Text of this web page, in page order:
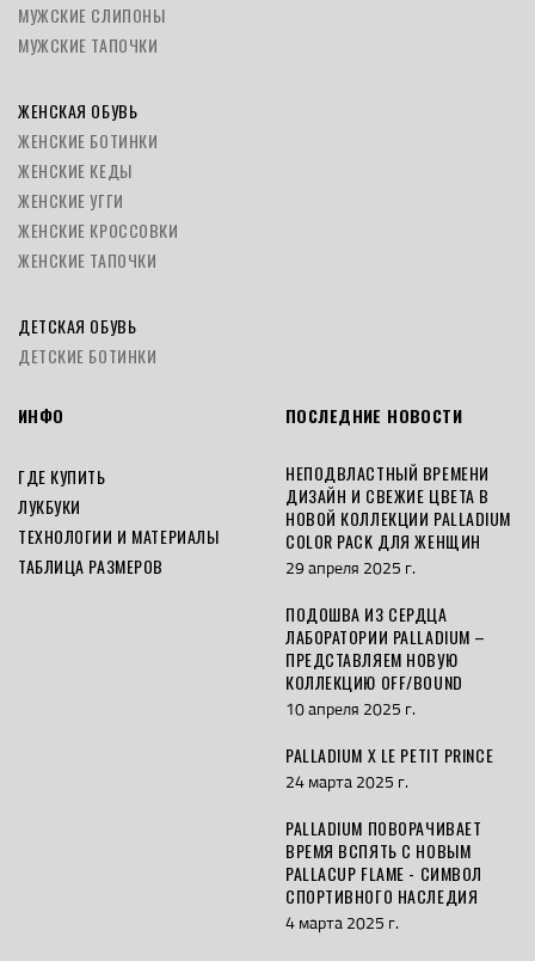
МУЖСКИЕ СЛИПОНЫ
МУЖСКИЕ ТАПОЧКИ
ЖЕНСКАЯ ОБУВЬ
ЖЕНСКИЕ БОТИНКИ
ЖЕНСКИЕ КЕДЫ
ЖЕНСКИЕ УГГИ
ЖЕНСКИЕ КРОССОВКИ
ЖЕНСКИЕ ТАПОЧКИ
ДЕТСКАЯ ОБУВЬ
ДЕТСКИЕ БОТИНКИ
ИНФО
ГДЕ КУПИТЬ
ЛУКБУКИ
ТЕХНОЛОГИИ И МАТЕРИАЛЫ
ТАБЛИЦА РАЗМЕРОВ
ПОСЛЕДНИЕ НОВОСТИ
НЕПОДВЛАСТНЫЙ ВРЕМЕНИ
ДИЗАЙН И СВЕЖИЕ ЦВЕТА В
НОВОЙ КОЛЛЕКЦИИ PALLADIUM
COLOR PACK ДЛЯ ЖЕНЩИН
29 апреля 2025 г.
ПОДОШВА ИЗ СЕРДЦА
ЛАБОРАТОРИИ PALLADIUM –
ПРЕДСТАВЛЯЕМ НОВУЮ
КОЛЛЕКЦИЮ OFF/BOUND
10 апреля 2025 г.
PALLADIUM X LE PETIT PRINCE
24 марта 2025 г.
PALLADIUM ПОВОРАЧИВАЕТ
ВРЕМЯ ВСПЯТЬ С НОВЫМ
PALLACUP FLAME - СИМВОЛ
СПОРТИВНОГО НАСЛЕДИЯ
4 марта 2025 г.